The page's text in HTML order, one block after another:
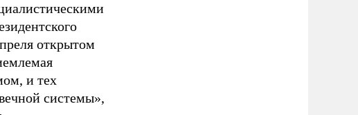
открытом
и тех
системы»,